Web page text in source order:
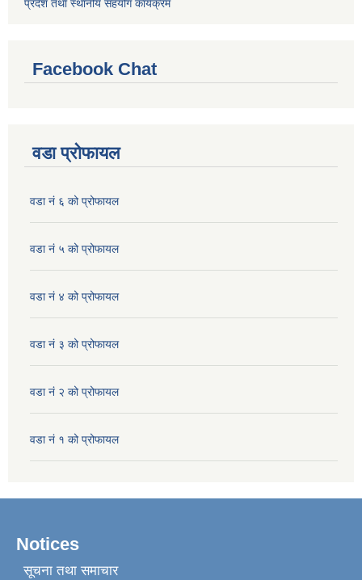
प्रदेश तथा स्थानीय सहयोग कार्यक्रम
Facebook Chat
वडा प्रोफायल
वडा नं ६ को प्रोफायल
वडा नं ५ को प्रोफायल
वडा नं ४ को प्रोफायल
वडा नं ३ को प्रोफायल
वडा नं २ को प्रोफायल
वडा नं १ को प्रोफायल
Notices
सूचना तथा समाचार